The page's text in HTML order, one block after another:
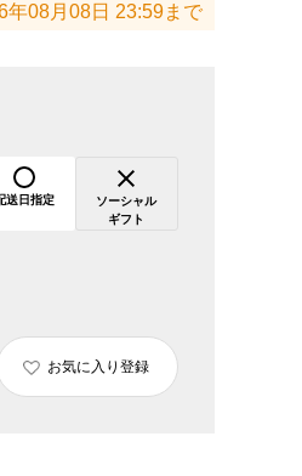
年08月08日 23:59まで
送日指定
ソーシャル
ギフト
お気に入り登録